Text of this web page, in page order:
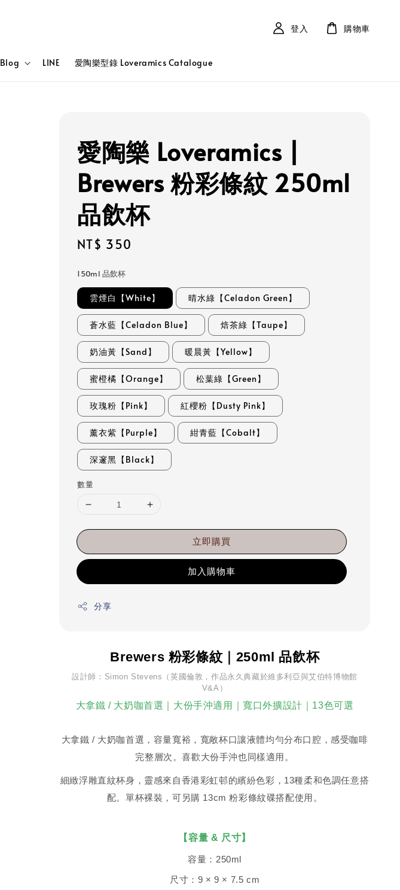
Blog LINE 愛陶樂型錄 Loveramics Catalogue
登入 購物車
愛陶樂 Loveramics |
Brewers 粉彩條紋 250ml
品飲杯
Regular
NT$ 350
150ml 品飲杯
雲煙白【White】 晴水綠【Celadon Green】
蒼水藍【Celadon Blue】 焙茶綠【Taupe】
奶油黃【Sand】 暖晨黃【Yellow】
蜜橙橘【Orange】 松葉綠【Green】
玫瑰粉【Pink】 紅櫻粉【Dusty Pink】
薰衣紫【Purple】 紺青藍【Cobalt】
深邃黑【Black】
數量
立即購買
加入購物車
分享
Brewers 粉彩條紋｜250ml 品飲杯
設計師：Simon Stevens（英國倫敦，作品永久典藏於維多利亞與艾伯特博物館
V&A）
大拿鐵 / 大奶咖首選｜大份手沖適用｜寬口外擴設計｜13色可選
大拿鐵 / 大奶咖首選，容量寬裕，寬敞杯口讓液體均勻分布口腔，感受咖啡
完整層次。喜歡大份手沖也同樣適用。
細緻浮雕直紋杯身，靈感來自香港彩虹邨的繽紛色彩，13種柔和色調任意搭
配。單杯裸裝，可另購 13cm粉彩條紋碟搭配使用。
【容量 & 尺寸】
容量：250ml
尺寸：9 × 9 × 7.5 cm